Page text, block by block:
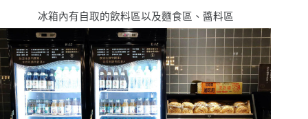
冰箱內有自取的飲料區以及麵食區、醬料區